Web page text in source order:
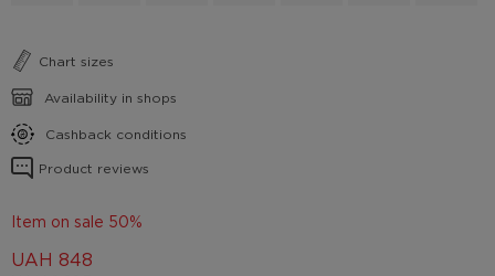
Chart sizes
Availability in shops
Cashback conditions
Product reviews
Item on sale 50%
UAH 848